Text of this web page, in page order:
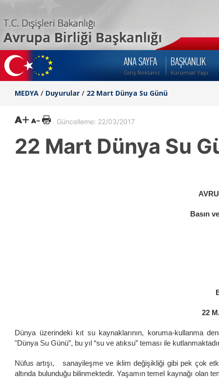
ANA SAYFA
Giriş Noktanız
BAŞKANLIK
Kurumsal Yapı
MEDYA / Duyurular / 22 Mart Dünya Su Günü
Güncelleme: 22/03/2017
22 Mart Dünya Su
Basın
22
Dünya üzerindeki kıt su kaynaklarının, koruma-kullanma
"Dünya Su Günü”, bu yıl “su ve atıksu” teması ile
Nüfus artışı, sanayileşme ve iklim değişikliği gibi pek çok
altında bulunduğu bilinmektedir. Yaşamın temel kaynağı olan